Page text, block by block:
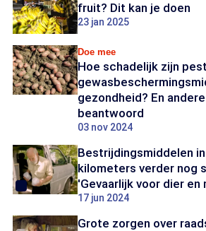
fruit? Dit kan je doen
23 jan 2025
Doe mee
Hoe schadelijk zijn
gezondheid? En
beantwoord
03 nov 2024
Bestrijdingsmiddelen
kilometers verder nog
'Gevaarlijk voor dier en
17 jun 2024
Grote zorgen over